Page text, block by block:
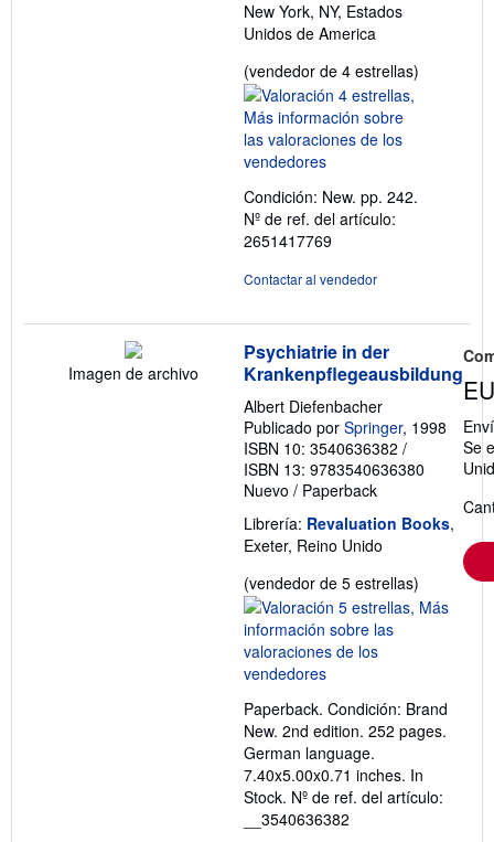
New York, NY, Estados
Unidos de America
(vendedor de 4 estrellas)
Condición: New. pp. 242.
Nº de ref. del artículo:
2651417769
Contactar al vendedor
Imagen de archivo
Psychiatrie in der
Krankenpflegeausbildung
Albert Diefenbacher
Publicado por Springer, 1998
ISBN 10: 3540636382 /
ISBN 13: 9783540636380
Nuevo / Paperback
Librería: Revaluation Books,
Exeter, Reino Unido
(vendedor de 5 estrellas)
del
estrellas
Paperback. Condición: Brand
New. 2nd edition. 252 pages.
German language.
7.40x5.00x0.71 inches. In
Stock. Nº de ref. del artículo:
__3540636382
Se